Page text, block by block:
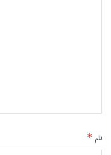
نام *